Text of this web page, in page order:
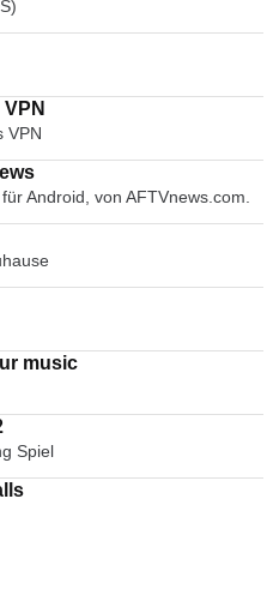
VPN
Android, von AFTVnews.com.
music
Spiel